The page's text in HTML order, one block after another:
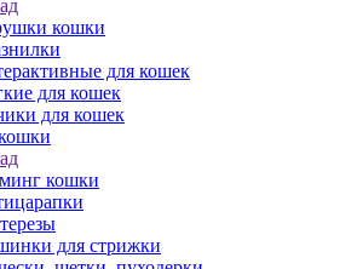
кошки
для кошек
для кошек
для кошек
кошки
для стрижки